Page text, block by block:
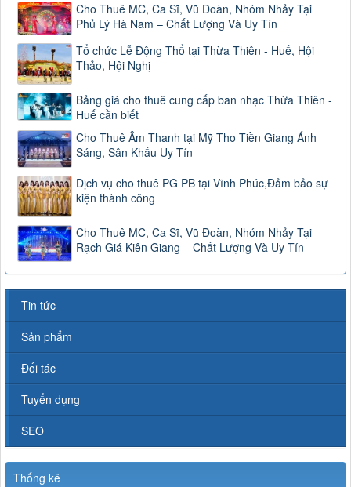
Cho Thuê MC, Ca Sĩ, Vũ Đoàn, Nhóm Nhảy Tại
Phủ Lý Hà Nam – Chất Lượng Và Uy Tín
Tổ chức Lễ Động Thổ tại Thừa Thiên - Huế, Hội
Thảo, Hội Nghị
Bảng giá cho thuê cung cấp ban nhạc Thừa Thiên -
Huế cần biết
Cho Thuê Âm Thanh tại Mỹ Tho Tiền Giang Ánh
Sáng, Sân Khấu Uy Tín
Dịch vụ cho thuê PG PB tại Vĩnh Phúc,Đảm bảo sự
kiện thành công
Cho Thuê MC, Ca Sĩ, Vũ Đoàn, Nhóm Nhảy Tại
Rạch Giá Kiên Giang – Chất Lượng Và Uy Tín
Tin tức
Sản phẩm
Đối tác
Tuyển dụng
SEO
Thống kê